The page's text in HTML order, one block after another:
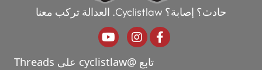
حادث؟ إصابة؟ Cyclistlaw. العدالة تركب معنا
فيسبوكانستجرام
تابع @cyclistlaw على Threads